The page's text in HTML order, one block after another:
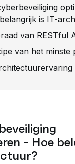
is IT-
van RESTful
van het minste
- Hoe